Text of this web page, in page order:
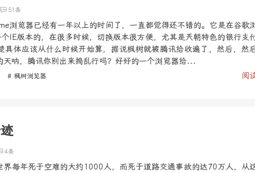
51条
浏览器已经有一年以上的时间了，一直都觉得还不错的。它是在谷歌
IE版本的，在很多时候，切换版本很方便，尤其是兲朝特色的银行支
具体应该从什么时候开始算，据说枫树就被腾讯给收遍了，然后，然
天呐，腾讯你别出来捣乱行吗？好好的一个浏览器给...
阅
# 枫树浏览器
4条
界每年死于空难的大约1000人，而死于道路交通事故的达70万人，从